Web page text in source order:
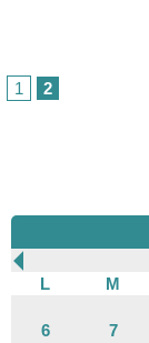
1 2
L
M
6
7